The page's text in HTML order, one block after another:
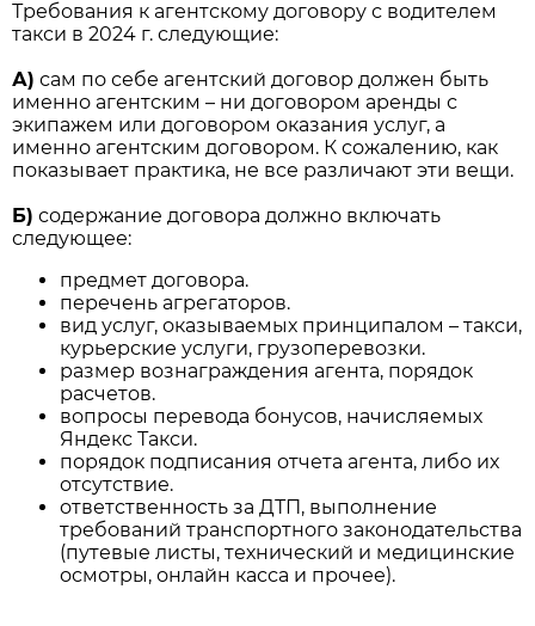
Требования к агентскому договору с водителем
такси в 2024 г. следующие:
А) сам по себе агентский договор должен быть
именно агентским – ни договором аренды с
экипажем или договором оказания услуг, а
именно агентским договором. К сожалению, как
показывает практика, не все различают эти вещи.
Б) содержание договора должно включать
следующее:
предмет договора.
перечень агрегаторов.
вид услуг, оказываемых принципалом – такси,
курьерские услуги, грузоперевозки.
размер вознаграждения агента, порядок
расчетов.
вопросы перевода бонусов, начисляемых
Яндекс Такси.
порядок подписания отчета агента, либо их
отсутствие.
ответственность за ДТП, выполнение
требований транспортного законодательства
(путевые листы, технический и медицинские
осмотры, онлайн касса и прочее).